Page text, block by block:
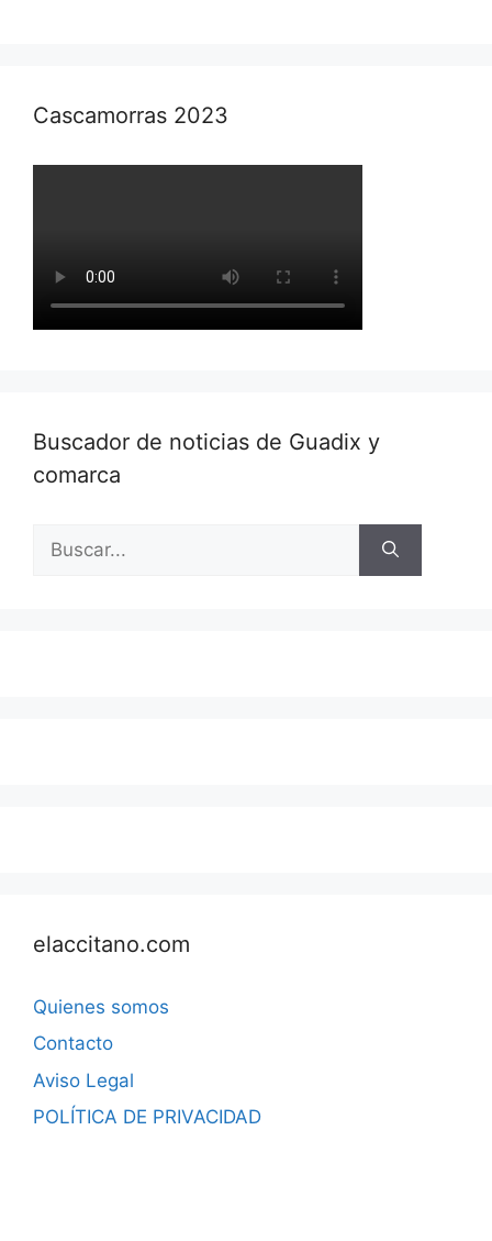
Cascamorras 2023
Buscador de noticias de Guadix y
comarca
elaccitano.com
Quienes somos
Contacto
Aviso Legal
POLÍTICA DE PRIVACIDAD